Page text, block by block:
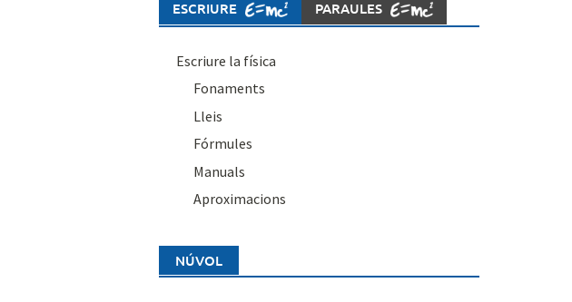
ESCRIURE PARAULES
Escriure la física
Fonaments
Lleis
Fórmules
Manuals
Aproximacions
NÚVOL